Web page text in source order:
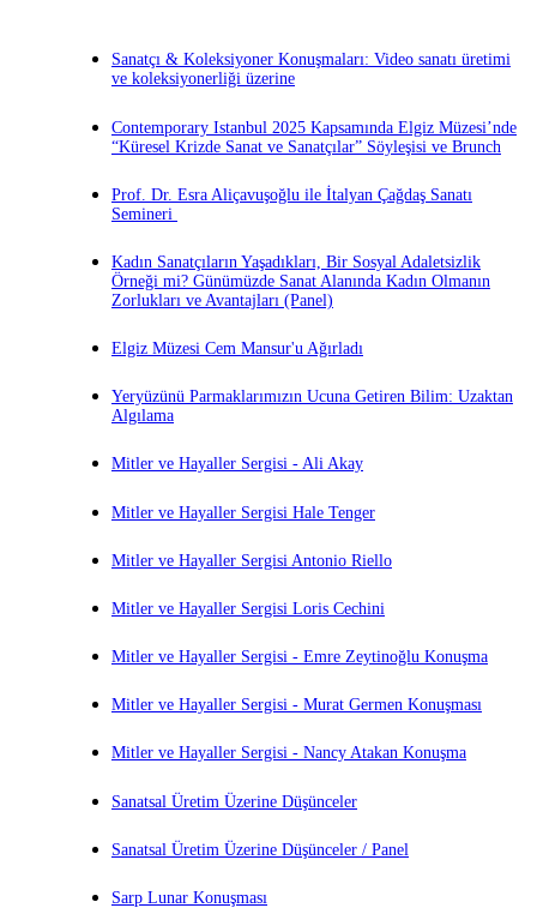
Sanatçı & Koleksiyoner Konuşmaları: Video sanatı üretimi
ve koleksiyonerliği üzerine
Contemporary Istanbul 2025 Kapsamında Elgiz Müzesi’nde
“Küresel Krizde Sanat ve Sanatçılar” Söyleşisi ve Brunch
Prof. Dr. Esra Aliçavuşoğlu ile İtalyan Çağdaş Sanatı
Semineri
Kadın Sanatçıların Yaşadıkları, Bir Sosyal Adaletsizlik
Örneği mi? Günümüzde Sanat Alanında Kadın Olmanın
Zorlukları ve Avantajları (Panel)
Elgiz Müzesi Cem Mansur'u Ağırladı
Yeryüzünü Parmaklarımızın Ucuna Getiren Bilim: Uzaktan
Algılama
Mitler ve Hayaller Sergisi - Ali Akay
Mitler ve Hayaller Sergisi Hale Tenger
Mitler ve Hayaller Sergisi Antonio Riello
Mitler ve Hayaller Sergisi Loris Cechini
Mitler ve Hayaller Sergisi - Emre Zeytinoğlu Konuşma
Mitler ve Hayaller Sergisi - Murat Germen Konuşması
Mitler ve Hayaller Sergisi - Nancy Atakan Konuşma
Sanatsal Üretim Üzerine Düşünceler
Sanatsal Üretim Üzerine Düşünceler / Panel
Sarp Lunar Konuşması